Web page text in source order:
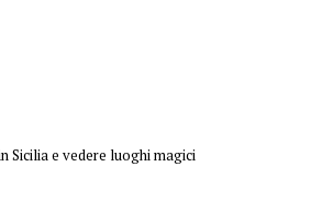
Sicilia e vedere luoghi magici